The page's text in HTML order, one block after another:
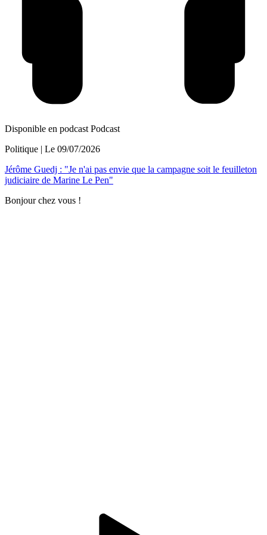
Disponible en podcast Podcast
Politique | Le 09/07/2026
Jérôme Guedj : "Je n'ai pas envie que la campagne soit le feuilleton
judiciaire de Marine Le Pen"
Bonjour chez vous !